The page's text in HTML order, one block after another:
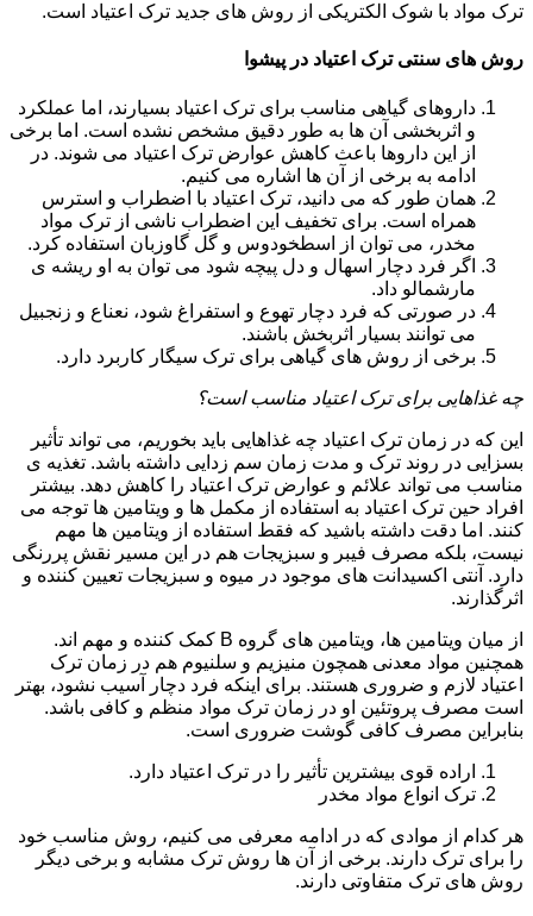
ترک مواد با شوک الکتریکی از روش های جدید ترک اعتیاد است.
روش های سنتی ترک اعتیاد در پیشوا
داروهای گیاهی مناسب برای ترک اعتیاد بسیارند، اما عملکرد
و اثربخشی آن ها به طور دقیق مشخص نشده است. اما برخی
از این داروها باعث کاهش عوارض ترک اعتیاد می شوند. در
ادامه به برخی از آن ها اشاره می کنیم.
همان طور که می دانید، ترک اعتیاد با اضطراب و استرس
همراه است. برای تخفیف این اضطراب ناشی از ترک مواد
مخدر، می توان از اسطخودوس و گل گاوزبان استفاده کرد.
اگر فرد دچار اسهال و دل پیچه شود می توان به او ریشه ی
مارشمالو داد.
در صورتی که فرد دچار تهوع و استفراغ شود، نعناع و زنجبیل
می توانند بسیار اثربخش باشند.
برخی از روش های گیاهی برای ترک سیگار کاربرد دارد.
چه غذاهایی برای ترک اعتیاد مناسب است؟
این که در زمان ترک اعتیاد چه غذاهایی باید بخوریم، می تواند تأثیر
بسزایی در روند ترک و مدت زمان سم زدایی داشته باشد. تغذیه ی
مناسب می تواند علائم و عوارض ترک اعتیاد را کاهش دهد. بیشتر
افراد حین ترک اعتیاد به استفاده از مکمل ها و ویتامین ها توجه می
کنند. اما دقت داشته باشید که فقط استفاده از ویتامین ها مهم
نیست، بلکه مصرف فیبر و سبزیجات هم در این مسیر نقش پررنگی
دارد. آنتی اکسیدانت های موجود در میوه و سبزیجات تعیین کننده و
اثرگذارند.
از میان ویتامین ها، ویتامین های گروه B کمک کننده و مهم اند.
همچنین مواد معدنی همچون منیزیم و سلنیوم هم در زمان ترک
اعتیاد لازم و ضروری هستند. برای اینکه فرد دچار آسیب نشود، بهتر
است مصرف پروتئین او در زمان ترک مواد منظم و کافی باشد.
بنابراین مصرف کافی گوشت ضروری است.
اراده قوی بیشترین تأثیر را در ترک اعتیاد دارد.
ترک انواع مواد مخدر
هر کدام از موادی که در ادامه معرفی می کنیم، روش مناسب خود
را برای ترک دارند. برخی از آن ها روش ترک مشابه و برخی دیگر
روش های ترک متفاوتی دارند.